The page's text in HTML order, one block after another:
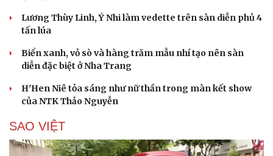
Cải chính
Lương Thùy Linh, Ý Nhi làm vedette trên sàn diễn phủ 4
tấn lúa
Biển xanh, vỏ sò và hàng trăm mẫu nhí tạo nên sàn
diễn đặc biệt ở Nha Trang
H'Hen Niê tỏa sáng như nữ thần trong màn kết show
của NTK Thảo Nguyễn
SAO VIỆT